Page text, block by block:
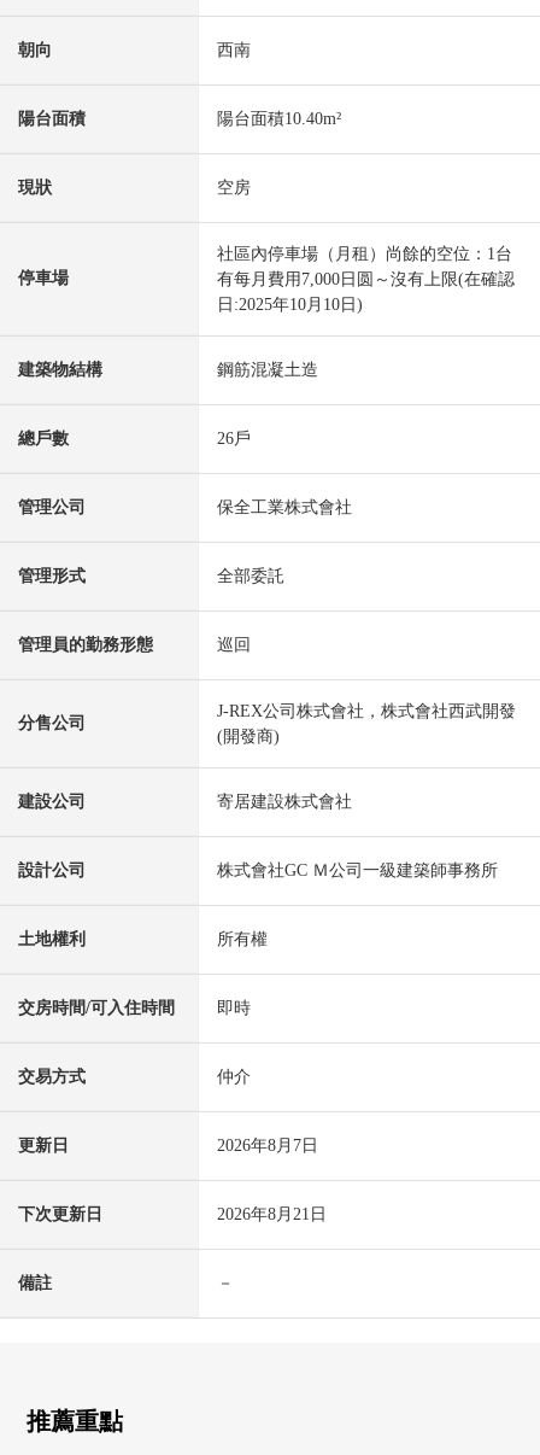
朝向 西南
陽台面積 陽台面積10.40m²
現狀 空房
停車場
社區內停車場（月租）尚餘的空位：1台
有每月費用7,000日圆～沒有上限(在確認
日:2025年10月10日)
建築物結構 鋼筋混凝土造
總戶數 26戶
管理公司 保全工業株式會社
管理形式 全部委託
管理員的勤務形態 巡回
分售公司
J-REX公司株式會社，株式會社西武開發
(開發商)
建設公司 寄居建設株式會社
設計公司 株式會社GC Ｍ公司一級建築師事務所
土地權利 所有權
交房時間/可入住時間 即時
交易方式 仲介
更新日 2026年8月7日
下次更新日 2026年8月21日
備註 －
推薦重點